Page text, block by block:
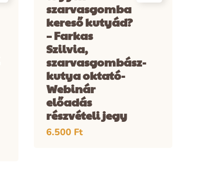
szarvasgomba
kereső kutyád?
– Farkas
Szilvia,
szarvasgombász-
kutya oktató-
Webinár
előadás
részvételi jegy
6.500 Ft